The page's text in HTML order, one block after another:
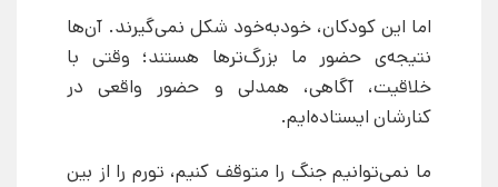
اما این کودکان، خودبه‌خود شکل نمی‌گیرند. آن‌ها
نتیجه‌ی حضور ما بزرگ‌ترها هستند؛ وقتی با
خلاقیت، آگاهی، همدلی و حضور واقعی در
کنارشان ایستاده‌ایم.
ما نمی‌توانیم جنگ را متوقف کنیم، تورم را از بین